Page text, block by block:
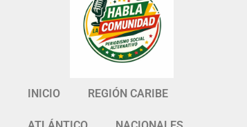
INICIO REGIÓN CARIBE